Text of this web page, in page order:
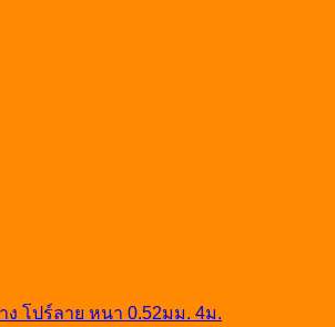
ง โปร์ลาย หนา 0.52มม. 4ม.